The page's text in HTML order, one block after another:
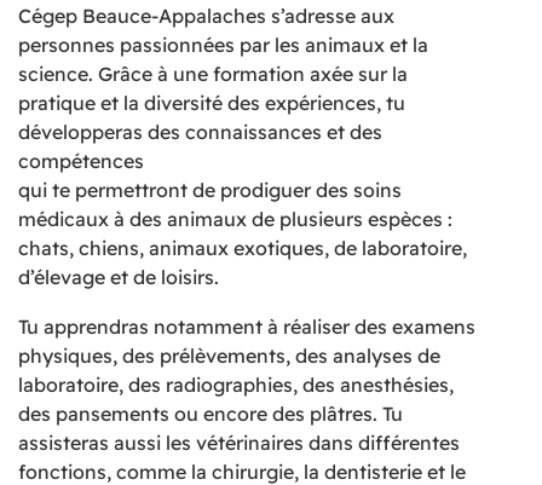
Cégep Beauce-Appalaches s’adresse aux
personnes passionnées par les animaux et la
science. Grâce à une formation axée sur la
pratique et la diversité des expériences, tu
développeras des connaissances et des
compétences
qui te permettront de prodiguer des soins
médicaux à des animaux de plusieurs espèces :
chats, chiens, animaux exotiques, de laboratoire,
d’élevage et de loisirs.
Tu apprendras notamment à réaliser des examens
physiques, des prélèvements, des analyses de
laboratoire, des radiographies, des anesthésies,
des pansements ou encore des plâtres. Tu
assisteras aussi les vétérinaires dans différentes
fonctions, comme la chirurgie, la dentisterie et le